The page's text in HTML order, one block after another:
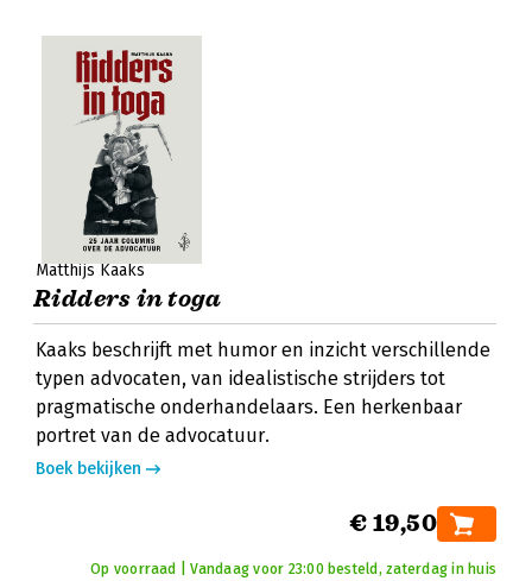
Matthijs Kaaks
Ridders in toga
Kaaks beschrijft met humor en inzicht verschillende
typen advocaten, van idealistische strijders tot
pragmatische onderhandelaars. Een herkenbaar
portret van de advocatuur.
Boek bekijken
€ 19,50
Op voorraad | Vandaag voor 23:00 besteld, zaterdag in huis